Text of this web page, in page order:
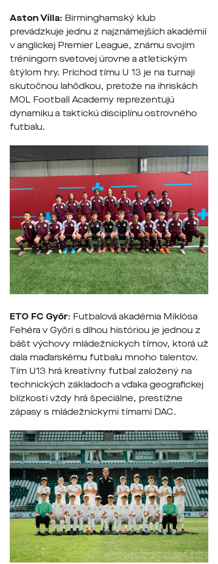
Aston Villa: Birminghamský klub
prevádzkuje jednu z najznámejších akadémií
v anglickej Premier League, známu svojim
tréningom svetovej úrovne a atletickým
štýlom hry. Príchod tímu U 13 je na turnaji
skutočnou lahôdkou, pretože na ihriskách
MOL Football Academy reprezentujú
dynamiku a taktickú disciplínu ostrovného
futbalu.
ETO FC Győr: Futbalová akadémia Miklósa
Fehéra v Győri s dlhou históriou je jednou z
bášt výchovy mládežníckych tímov, ktorá už
dala maďarskému futbalu mnoho talentov.
Tím U13 hrá kreatívny futbal založený na
technických základoch a vďaka geografickej
blízkosti vždy hrá špeciálne, prestížne
zápasy s mládežníckymi tímami DAC.